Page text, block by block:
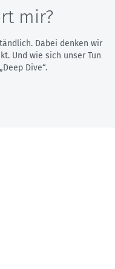
mir?
Dabei denken wir
Und wie sich unser Tun
Dive“.